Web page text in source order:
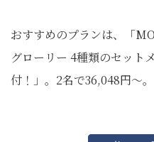
おすすめのプランは、「
グローリー 4種類のセット
付！」。2名で36,048円～。